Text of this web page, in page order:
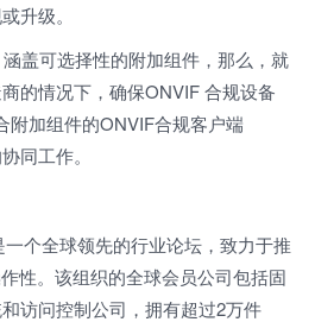
升级。
盖可选择性的附加组件，那么，就
的情况下，确保ONVIF 合规设备
附加组件的ONVIF合规客户端
同工作。
个全球领先的行业论坛，致力于推
性。该组织的全球会员公司包括固
访问控制公司，拥有超过2万件